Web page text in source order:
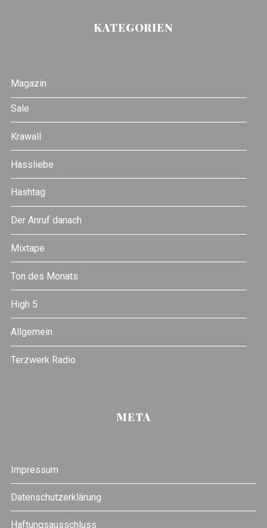
KATEGORIEN
Magazin
Sale
Krawall
Hassliebe
Hashtag
Der Anruf danach
Mixtape
Ton des Monats
High 5
Allgemein
Terzwerk Radio
META
Impressum
Datenschutzerklärung
Haftungsausschluss